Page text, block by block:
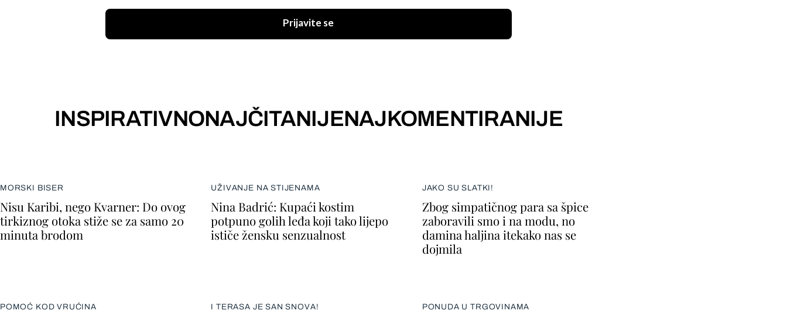
Prijavite se
INSPIRATIVNONAJČITANIJENAJKOMENTIRANIJE
MORSKI BISER
Nisu Karibi, nego Kvarner: Do ovog
tirkiznog otoka stiže se za samo 20
minuta brodom
UŽIVANJE NA STIJENAMA
Nina Badrić: Kupaći kostim
potpuno golih leđa koji tako lijepo
ističe žensku senzualnost
JAKO SU SLATKI!
Zbog simpatičnog para sa špice
zaboravili smo i na modu, no
damina haljina itekako nas se
dojmila
POMOĆ KOD VRUĆINA I TERASA JE SAN SNOVA! PONUDA U TRGOVINAMA